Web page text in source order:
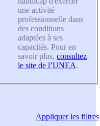
une activité
professionnelle dans
des conditions
adaptées à ses
capacités. Pour en
savoir plus, consultez
le site de l’UNEA.
Appliquerles filtres